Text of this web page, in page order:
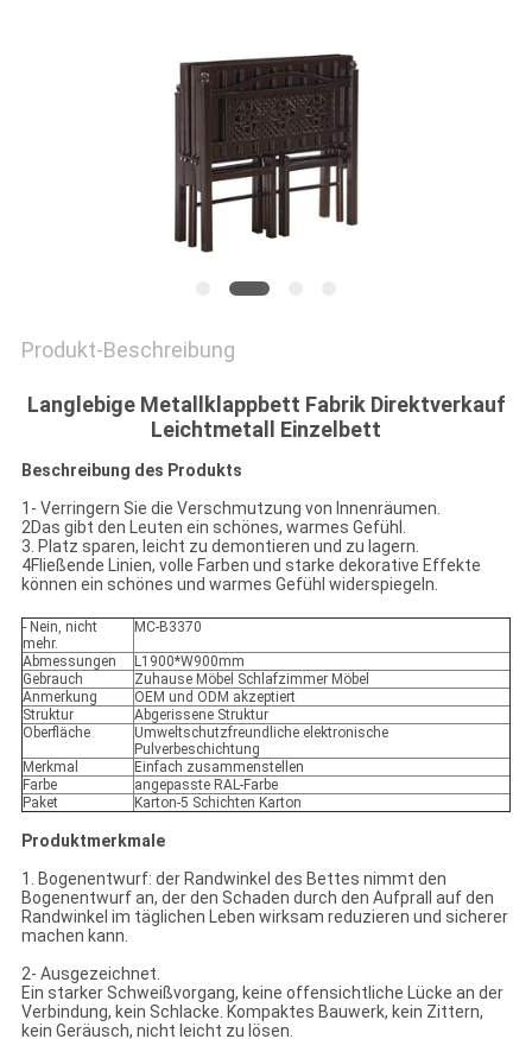
Produkt-Beschreibung
Langlebige Metallklappbett Fabrik Direktverkauf
Leichtmetall Einzelbett
Beschreibung des Produkts
1- Verringern Sie die Verschmutzung von Innenräumen.
2Das gibt den Leuten ein schönes, warmes Gefühl.
3. Platz sparen, leicht zu demontieren und zu lagern.
4Fließende Linien, volle Farben und starke dekorative Effekte
können ein schönes und warmes Gefühl widerspiegeln.
- Nein, nicht
mehr.
MC-B3370
Abmessungen
L1900*W900mm
Gebrauch
Zuhause Möbel Schlafzimmer Möbel
Anmerkung
OEM und ODM akzeptiert
Struktur
Abgerissene Struktur
Oberfläche
Umweltschutzfreundliche elektronische
Pulverbeschichtung
Merkmal
Einfach zusammenstellen
Farbe
angepasste RAL-Farbe
Paket
Karton-5 Schichten Karton
Produktmerkmale
1. Bogenentwurf: der Randwinkel des Bettes nimmt den
Bogenentwurf an, der den Schaden durch den Aufprall auf den
Randwinkel im täglichen Leben wirksam reduzieren und sicherer
machen kann.
2- Ausgezeichnet.
Ein starker Schweißvorgang, keine offensichtliche Lücke an der
Verbindung, kein Schlacke. Kompaktes Bauwerk, kein Zittern,
kein Geräusch, nicht leicht zu lösen.